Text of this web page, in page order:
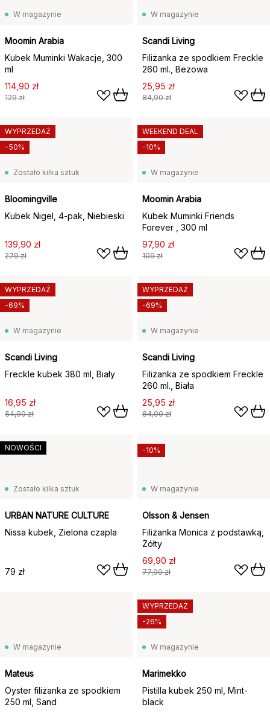
W magazynie
Moomin Arabia
Kubek Muminki Wakacje, 300
ml
114,90 zł
129 zł
W magazynie
Scandi Living
Filiżanka ze spodkiem Freckle
260 ml., Beżowa
25,95 zł
84,90 zł
Zostało kilka sztuk
Bloomingville
Kubek Nigel, 4-pak, Niebieski
139,90 zł
279 zł
WYPRZEDAŻ
-50%
W magazynie
Moomin Arabia
Kubek Muminki Friends
Forever , 300 ml
97,90 zł
109 zł
WEEKEND DEAL
-10%
W magazynie
Scandi Living
Freckle kubek 380 ml, Biały
16,95 zł
54,90 zł
WYPRZEDAŻ
-69%
W magazynie
Scandi Living
Filiżanka ze spodkiem Freckle
260 ml., Biała
25,95 zł
84,90 zł
WYPRZEDAŻ
-69%
Zostało kilka sztuk
URBAN NATURE CULTURE
Nissa kubek, Zielona czapla
79 zł
NOWOŚCI
W magazynie
Olsson & Jensen
Filiżanka Monica z podstawką,
Żółty
69,90 zł
77,90 zł
-10%
W magazynie
Mateus
Oyster filiżanka ze spodkiem
250 ml, Sand
W magazynie
Marimekko
Pistilla kubek 250 ml, Mint-
black
WYPRZEDAŻ
-26%